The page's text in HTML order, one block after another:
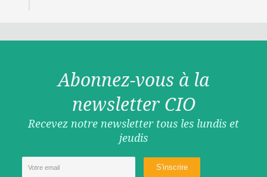
Abonnez-vous à la
newsletter CIO
Recevez notre newsletter tous les lundis et
jeudis